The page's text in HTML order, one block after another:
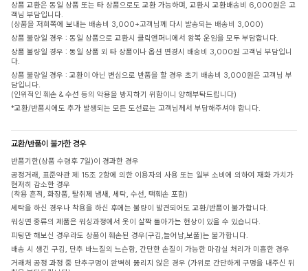
상품 교환은 동일 상품 또는 타 상품으로도 교환 가능하며, 교환시 교환배송비 6,000원은 고
객님 부담입니다.
(상품을 저희쪽에 보내는 배송비 3,000+고객님께 다시 발송되는 배송비 3,000)
상품 불량일 경우 : 동일 상품으로 교환시 클릭앤퍼니에서 왕복 운임을 모두 부담합니다.
상품 불량일 경우 : 동일 상품 외 타 상품이나 옵션 변경시 배송비 3,000원 고객님 부담입니
다.
상품 불량일 경우 : 교환이 아닌 변심으로 반품을 할 경우 초기 배송비 3,000원은 고객님 부
담입니다.
(인위적인 훼손 & 수선 등의 악용을 방지하기 위함이니 양해부탁드립니다)
*교환/반품시에도 추가 발생되는 모든 도선료는 고객님께서 부담해주셔야 합니다.
교환/반품이 불가한 경우
반품기한(상품 수령후 7일)이 경과한 경우
공정거래, 표준약관 제 15조 2항에 의한 이용자의 사용 또는 일부 소비에 의하여 재화 가치가
현저히 감소한 경우
(착용 흔적, 화장품, 탈취제 냄새, 세탁, 수선, 택훼손 포함)
세탁을 하신 경우나 착용을 하신 후에는 불량이 발견되어도 교환/반품이 불가합니다.
워싱면 종류의 제품은 워싱과정에서 옷이 살짝 돌아가는 현상이 있을 수 있습니다.
피팅만 해보신 경우라도 상품이 훼손된 경우(구김,늘어남,보풀)는 불가합니다.
배송 시 생긴 구김, 단추 바느질의 느슨함, 간단한 손질이 가능한 마감실 처리가 미흡한 경우
거래처 공정 과정 중 단추구멍이 완벽히 뚫리지 않은 경우 (가위로 간단하게 구멍을 내주신 뒤